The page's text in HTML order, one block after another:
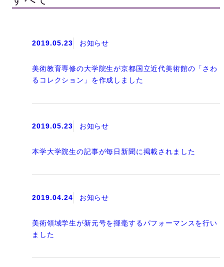
2019.05.23 お知らせ
美術教育専修の大学院生が京都国立近代美術館の「さわ
るコレクション」を作成しました
2019.05.23 お知らせ
本学大学院生の記事が毎日新聞に掲載されました
2019.04.24 お知らせ
美術領域学生が新元号を揮毫するパフォーマンスを行い
ました